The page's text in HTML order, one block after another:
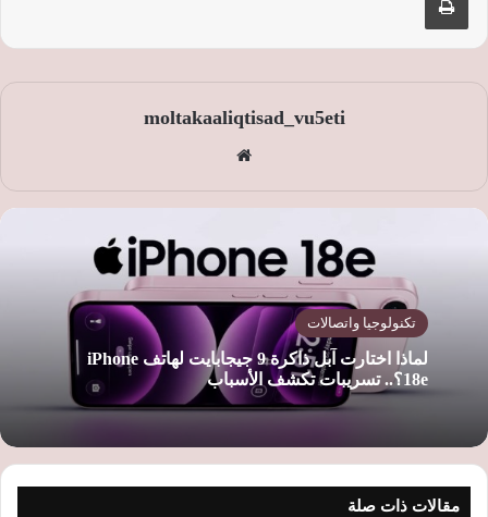
moltakaaliqtisad_vu5eti
الوي
تكنولوجيا واتصالات
لماذا اختارت آبل ذاكرة 9 جيجابايت لهاتف iPhone
18e؟.. تسريبات تكشف الأسباب
مقالات ذات صلة